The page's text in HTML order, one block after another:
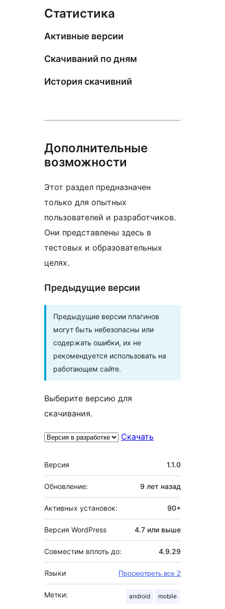
Статистика
Активные версии
Скачиваний по дням
История скачивний
Дополнительные
возможности
Этот раздел предназначен
только для опытных
пользователей и разработчиков.
Они представлены здесь в
тестовых и образовательных
целях.
Предыдущие версии
Предыдущие версии плагинов
могут быть небезопасны или
содержать ошибки, их не
рекомендуется использовать на
работающем сайте.
Выберите версию для
скачивания.
Скачать
Мета
Версия 1.1.0
Обновление: 9 лет назад
Активных установок: 90+
Версия WordPress 4.7 или выше
Совместим вплоть до: 4.9.29
Языки Просмотреть все 2
Метки: android mobile